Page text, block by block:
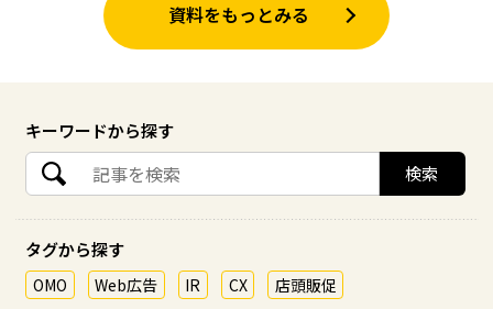
資料をもっとみる
キーワードから探す
タグから探す
OMO Web広告 IR CX
店頭販促